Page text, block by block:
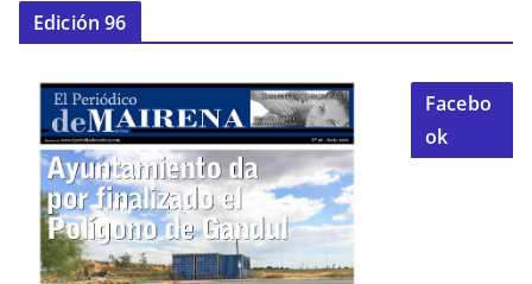
Edición 96
Facebo
ok